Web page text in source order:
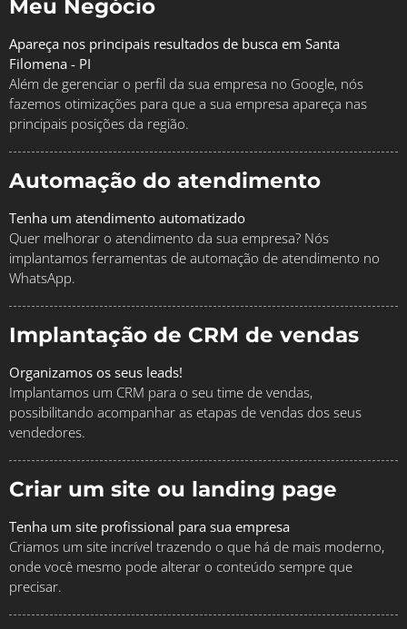
Meu Negócio
Apareça nos principais resultados de busca em Santa
Filomena - PI
Além de gerenciar o perfil da sua empresa no Google, nós
fazemos otimizações para que a sua empresa apareça nas
principais posições da região.
Automação do atendimento
Tenha um atendimento automatizado
Quer melhorar o atendimento da sua empresa? Nós
implantamos ferramentas de automação de atendimento no
WhatsApp.
Implantação de CRM de vendas
Organizamos os seus leads!
Implantamos um CRM para o seu time de vendas,
possibilitando acompanhar as etapas de vendas dos seus
vendedores.
Criar um site ou landing page
Tenha um site profissional para sua empresa
Criamos um site incrível trazendo o que há de mais moderno,
onde você mesmo pode alterar o conteúdo sempre que
precisar.